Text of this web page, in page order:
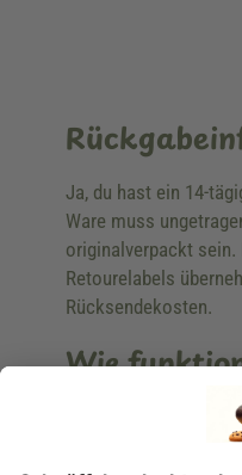
Ja, du hast ein 14-
Ware muss
originalverpackt sein.
Retourelabels
Rücksendekosten.
Wie